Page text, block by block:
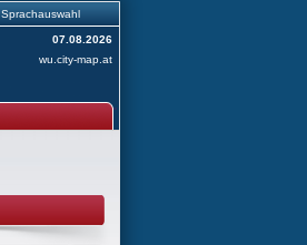
Sprachauswahl
07.08.2026
wu.city-map.at